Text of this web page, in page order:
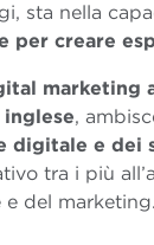
sta nella
per creare
marketing
,
digitale e dei
tra i più
e del marketing.